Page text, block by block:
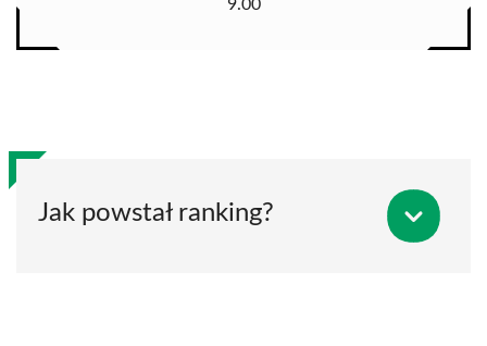
9.00
Jak powstał ranking?